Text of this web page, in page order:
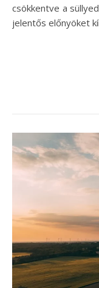
csökkentve a
jelentős előnyöket